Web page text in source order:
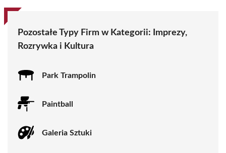
Pozostałe Typy Firm w Kategorii:
Imprezy,
Rozrywka i Kultura
Park Trampolin
Paintball
Galeria Sztuki